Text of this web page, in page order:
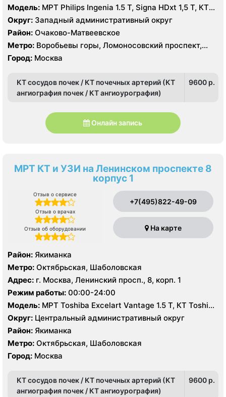
Модель: МРТ Philips Ingenia 1.5 T, Signa HDxt 1,5 Т, КТ
GE Light Speed 64 среза, GE Healthcare Optima CT660
128 срезов УЗИ HITACHI Preirus
Округ: Западный административный округ
Район: Очаково-Матвеевское
Метро: Воробьевы горы, Ломоносовский проспект,
Раменки
Город: Москва
КТ сосудов почек / КТ почечных артерий (КТ
ангиография почек / КТ ангиоурография)
9600 p.
Онлайн запись
МРТ КТ и УЗИ на Ленинском проспекте 8
корпус 1
Отзыв о сервисе
Отзыв о врачах
Отзыв об оборудовании
+7(495)822-49-09
На карте
Район: Якиманка
Метро: Октябрьская, Шаболовская
Адрес: г. Москва, Ленинский просп., 8, корп. 1
Режим работы: 00:00-24:00
Модель: МРТ Toshiba Excelart Vantage 1.5 Т, КТ Toshiba
Aquilion PRIME 160 срезов, Brilliance CT 40 срезов, УЗИ
Округ: Центральный административный округ
Район: Якиманка
Метро: Октябрьская, Шаболовская
Город: Москва
КТ сосудов почек / КТ почечных артерий (КТ
ангиография почек / КТ ангиоурография)
9600 p.